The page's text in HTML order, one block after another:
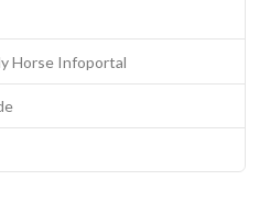
Horse Infoportal